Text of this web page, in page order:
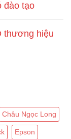
đào tạo
thương hiệu
Châu Ngọc Long
Epson